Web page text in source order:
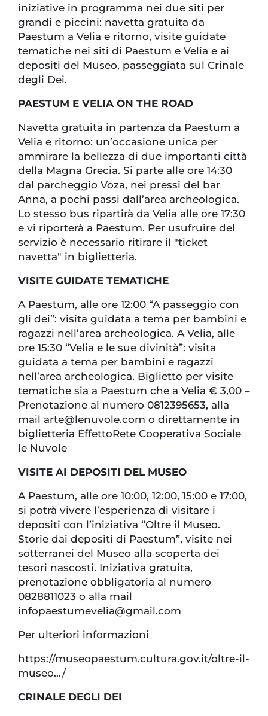
iniziative in programma nei due siti per
grandi e piccini: navetta gratuita da
Paestum a Velia e ritorno, visite guidate
tematiche nei siti di Paestum e Velia e ai
depositi del Museo, passeggiata sul Crinale
degli Dei.
PAESTUM E VELIA ON THE ROAD
Navetta gratuita in partenza da Paestum a
Velia e ritorno: un’occasione unica per
ammirare la bellezza di due importanti città
della Magna Grecia. Si parte alle ore 14:30
dal parcheggio Voza, nei pressi del bar
Anna, a pochi passi dall’area archeologica.
Lo stesso bus ripartirà da Velia alle ore 17:30
e vi riporterà a Paestum. Per usufruire del
servizio è necessario ritirare il "ticket
navetta" in biglietteria.
VISITE GUIDATE TEMATICHE
A Paestum, alle ore 12:00 “A passeggio con
gli dei”: visita guidata a tema per bambini e
ragazzi nell’area archeologica. A Velia, alle
ore 15:30 “Velia e le sue divinità”: visita
guidata a tema per bambini e ragazzi
nell’area archeologica. Biglietto per visite
tematiche sia a Paestum che a Velia € 3,00 –
Prenotazione al numero 0812395653, alla
mail arte@lenuvole.com o direttamente in
biglietteria EffettoRete Cooperativa Sociale
le Nuvole
VISITE AI DEPOSITI DEL MUSEO
A Paestum, alle ore 10:00, 12:00, 15:00 e 17:00,
si potrà vivere l’esperienza di visitare i
depositi con l’iniziativa “Oltre il Museo.
Storie dai depositi di Paestum”, visite nei
sotterranei del Museo alla scoperta dei
tesori nascosti. Iniziativa gratuita,
prenotazione obbligatoria al numero
0828811023 o alla mail
infopaestumevelia@gmail.com
Per ulteriori informazioni
https://museopaestum.cultura.gov.it/oltre-il-
museo.../
CRINALE DEGLI DEI